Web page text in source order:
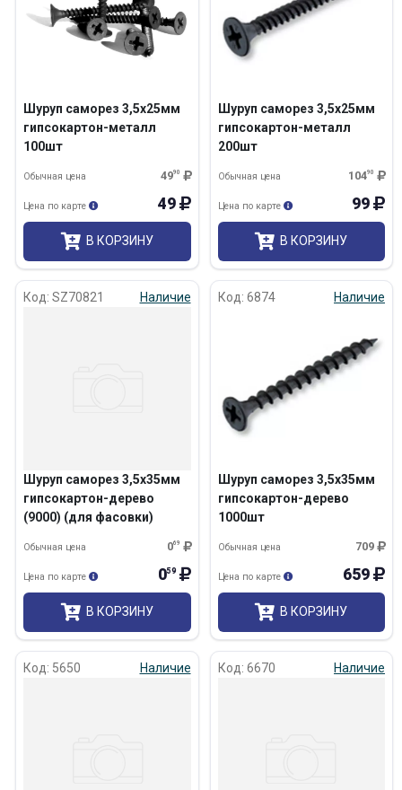
Шуруп саморез 3,5х25мм
гипсокартон-металл
100шт
4990
Обычная цена
49
Цена по карте
В КОРЗИНУ
Шуруп саморез 3,5х25мм
гипсокартон-металл
200шт
10490
Обычная цена
99
Цена по карте
В КОРЗИНУ
Код: SZ70821 Наличие
Шуруп саморез 3,5х35мм
гипсокартон-дерево
(9000) (для фасовки)
069
Обычная цена
059
Цена по карте
В КОРЗИНУ
Код: 6874 Наличие
Шуруп саморез 3,5х35мм
гипсокартон-дерево
1000шт
709
Обычная цена
659
Цена по карте
В КОРЗИНУ
Код: 5650 Наличие Код: 6670 Наличие